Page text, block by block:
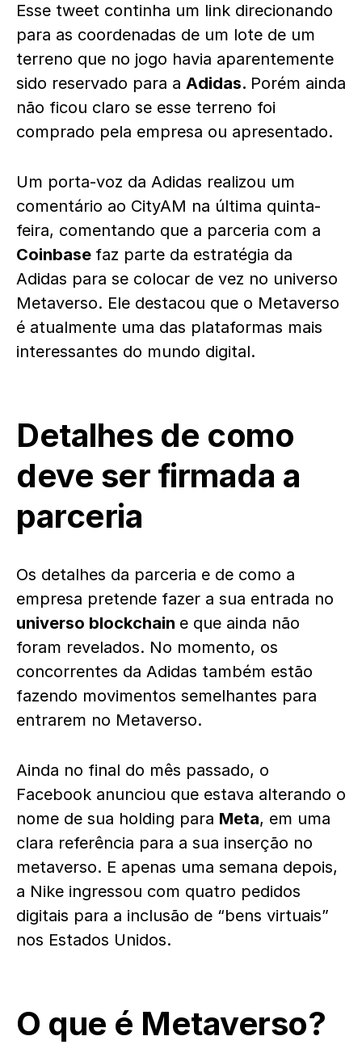
Esse tweet continha um link direcionando
para as coordenadas de um lote de um
terreno que no jogo havia aparentemente
sido reservado para a Adidas. Porém ainda
não ficou claro se esse terreno foi
comprado pela empresa ou apresentado.
Um porta-voz da Adidas realizou um
comentário ao CityAM na última quinta-
feira, comentando que a parceria com a
Coinbase faz parte da estratégia da
Adidas para se colocar de vez no universo
Metaverso. Ele destacou que o Metaverso
é atualmente uma das plataformas mais
interessantes do mundo digital.
Detalhes de como
deve ser firmada a
parceria
Os detalhes da parceria e de como a
empresa pretende fazer a sua entrada no
universo blockchain e que ainda não
foram revelados. No momento, os
concorrentes da Adidas também estão
fazendo movimentos semelhantes para
entrarem no Metaverso.
Ainda no final do mês passado, o
Facebook anunciou que estava alterando o
nome de sua holding para Meta, em uma
clara referência para a sua inserção no
metaverso. E apenas uma semana depois,
a Nike ingressou com quatro pedidos
digitais para a inclusão de “bens virtuais”
nos Estados Unidos.
O que é Metaverso?